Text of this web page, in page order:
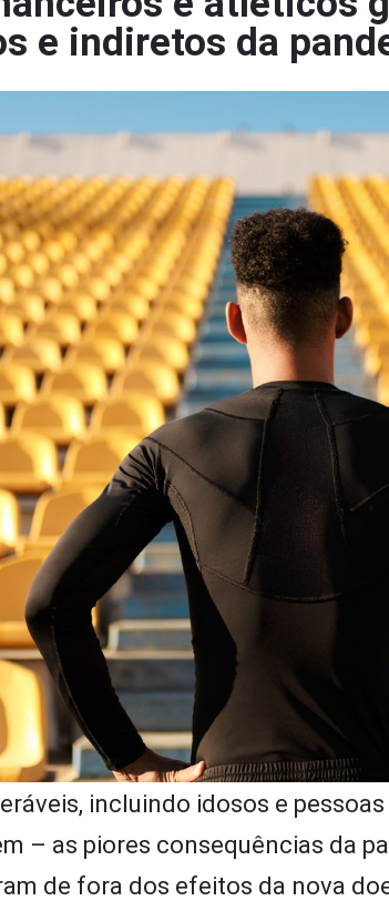
e indiretos da
incluindo idosos e
– as piores consequências da
de fora dos efeitos da nova